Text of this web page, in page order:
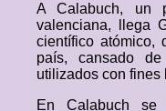
A Calabuch, un
valenciana, llega
científico atómico,
país, cansado
utilizados con fines
En Calabuch